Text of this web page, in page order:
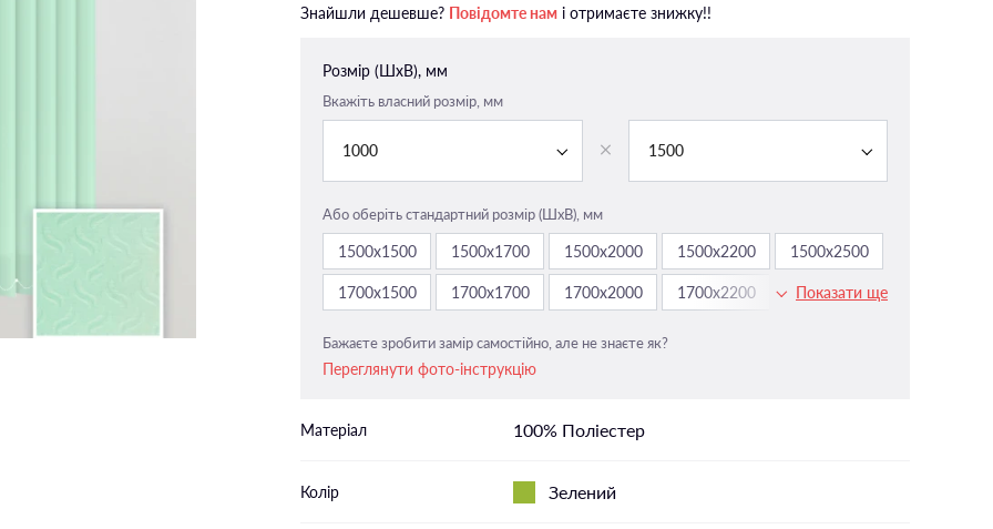
Відкритого типу на отвір
напрямні
Закритого типу пласкі напрямні
На мансардні вікна
У ванній
У дитячу
У спальню
Знайшли дешевше? Повідомте нам і отримаєте знижку!!
Розмір (ШxВ), мм
Вкажіть власний розмір, мм
1000 1500
Або оберіть стандартний розмір (ШxВ), мм
1500х1500 1500х1700 1500х2000 1500х2200 1500х2500
1700х1500 1700х1700 1700х2000 1700х2200 1700х2500
Показати ще
Бажаєте зробити замір самостійно, але не знаєте як?
Переглянути фото-інструкцію
Матеріал 100% Поліестер
Колір Зелений